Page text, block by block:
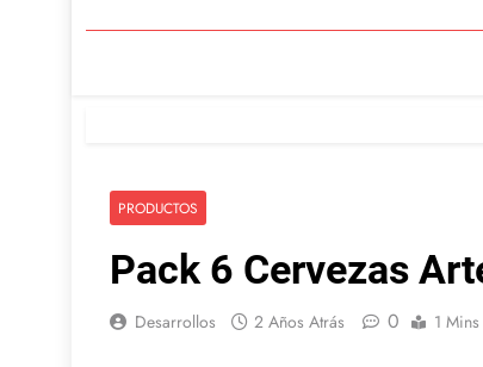
PRODUCTOS
Pack 6 Cervezas
Desarrollos 2 Años Atrás 0 1 Mins